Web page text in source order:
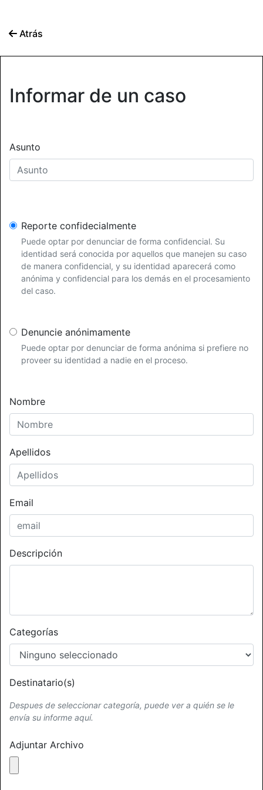
Atrás
Informar de un caso
Asunto
Reporte confidecialmente
Puede optar por denunciar de forma confidencial. Su
identidad será conocida por aquellos que manejen su caso
de manera confidencial, y su identidad aparecerá como
anónima y confidencial para los demás en el procesamiento
del caso.
Denuncie anónimamente
Puede optar por denunciar de forma anónima si prefiere no
proveer su identidad a nadie en el proceso.
Nombre
Apellidos
Email
Descripción
Categorías
Destinatario(s)
Despues de seleccionar categoría, puede ver a quién se le
envía su informe aquí.
Adjuntar Archivo